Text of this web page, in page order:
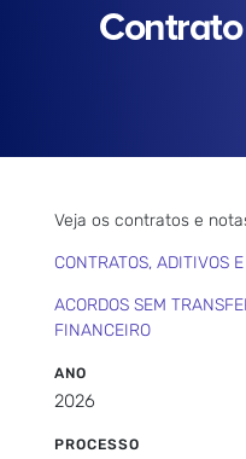
Veja os contratos e
CONTRATOS, ADITIVOS
ACORDOS SEM
FINANCEIRO
ANO
2026
PROCESSO